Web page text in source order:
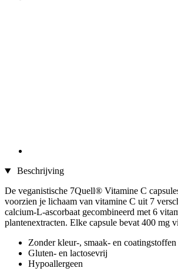
Beschrijving
De veganistische 7Quell® Vitamine C
voorzien je lichaam van vitamine C uit 7
calcium-L-ascorbaat gecombineerd met 6
plantenextracten. Elke capsule bevat 400 mg
Zonder kleur-, smaak- en coatingstoffen
Gluten- en lactosevrij
Hypoallergeen